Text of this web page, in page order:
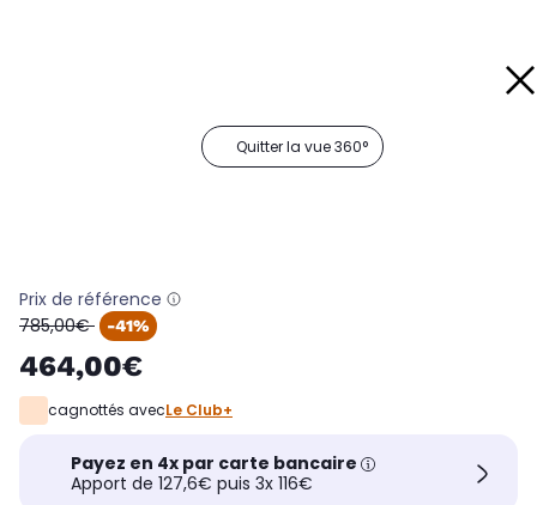
Quitter la vue 360°
Prix de référence
oldPrice
785,00€ -41%
464,00€
cagnottés avecLe Club+
Payez en 4x par carte bancaire
Apport de 127,6€ puis 3x 116€